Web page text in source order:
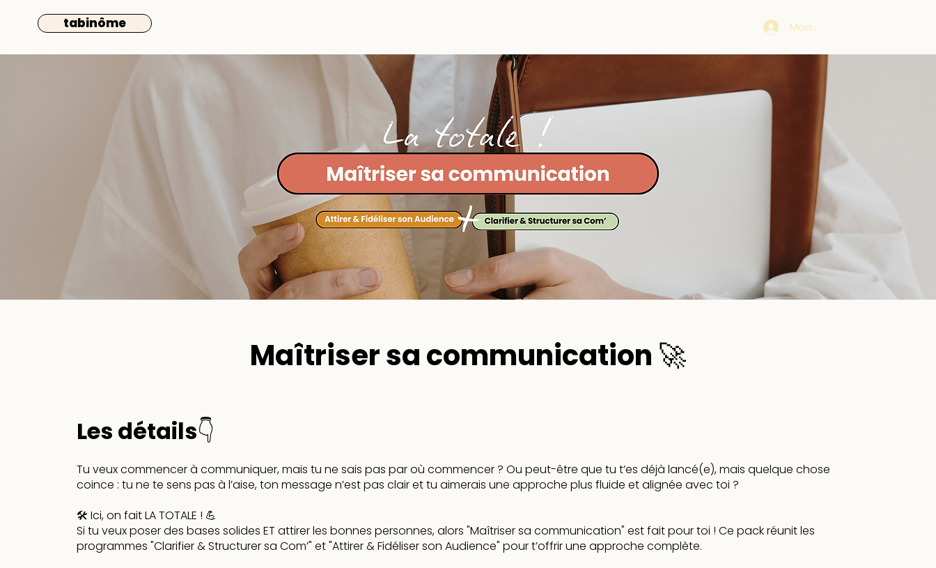
tabinôme BLOG Mon espace
Maîtriser sa communication 🚀
Les détails👇
Tu veux commencer à communiquer, mais tu ne sais pas par où commencer ? Ou peut-être que tu t’es déjà lancé(e), mais quelque chose
coince : tu ne te sens pas à l’aise, ton message n’est pas clair et tu aimerais une approche plus fluide et alignée avec toi ?
🛠 Ici, on fait LA TOTALE ! 💪
Si tu veux poser des bases solides ET attirer les bonnes personnes, alors "Maîtriser sa communication" est fait pour toi ! Ce pack réunit les
programmes "Clarifier & Structurer sa Com’" et "Attirer & Fidéliser son Audience" pour t’offrir une approche complète.